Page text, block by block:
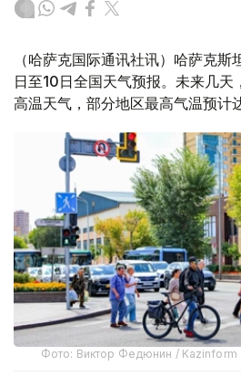
（哈萨克国际通讯社讯）哈萨克
日至10日全国天气预报。未来几
高温天气，部分地区最高气温预计
Фото: Виктор Федюнин / Kazinform